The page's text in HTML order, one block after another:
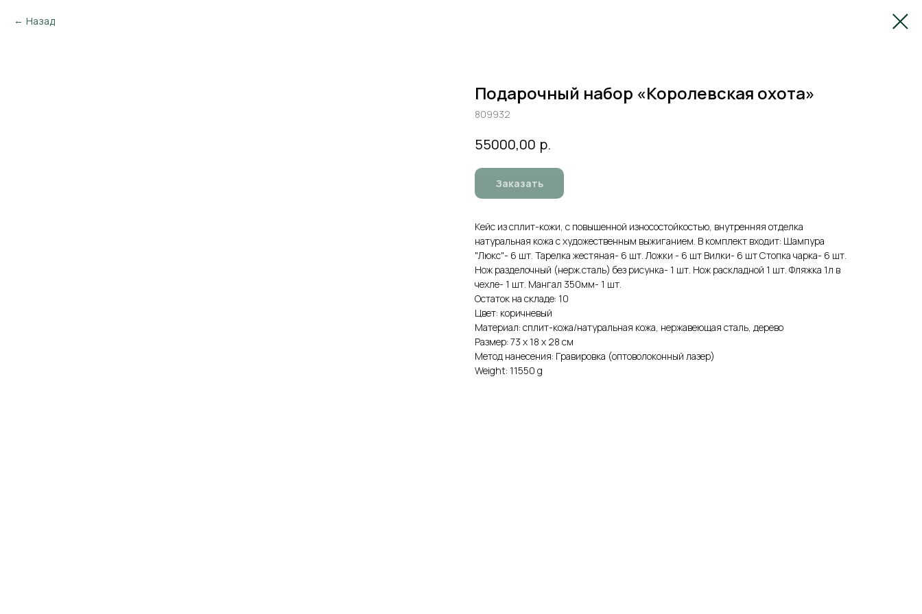
Назад
Подарочный набор «Королевская охота»
809932
55000,00 р.
Заказать
Кейс из сплит-кожи, с повышенной износостойкостью, внутренняя отделка
натуральная кожа с художественным выжиганием. В комплект входит: Шампура
"Люкс"- 6 шт. Тарелка жестяная- 6 шт. Ложки - 6 шт Вилки- 6 шт Стопка чарка- 6 шт.
Нож разделочный (нерж.сталь) без рисунка- 1 шт. Нож раскладной 1 шт. Фляжка 1л в
чехле- 1 шт. Мангал 350мм- 1 шт.
Остаток на складе: 10
Цвет: коричневый
Материал: сплит-кожа/натуральная кожа, нержавеющая сталь, дерево
Размер: 73 х 18 х 28 см
Метод нанесения: Гравировка (оптоволоконный лазер)
Weight: 11550 g